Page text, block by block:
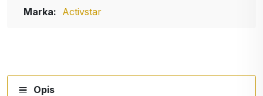
Marka: Activstar
Opis